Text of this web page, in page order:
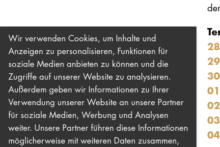
Wir verwenden Cookies, um Inhalte und
Anzeigen zu personalisieren, Funktionen für
soziale Medien anbieten zu können und die
Zugriffe auf unserer Website zu analysieren.
Außerdem geben wir Informationen zu Ihrer
Verwendung unserer Website an unsere Partner
für soziale Medien, Werbung und Analysen
weiter. Unsere Partner führen diese Informationen
möglicherweise mit weiteren Daten zusammen,